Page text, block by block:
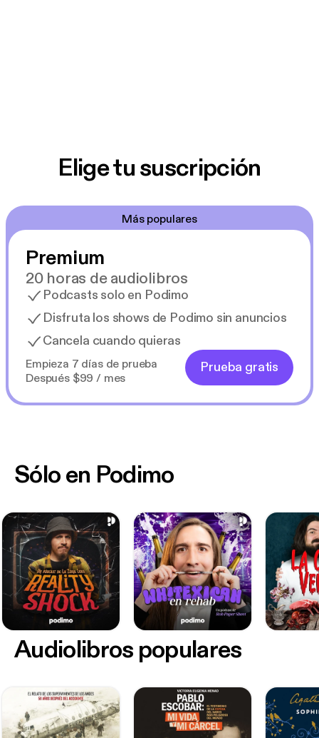
Elige tu suscripción
Más populares
Premium
20 horas de audiolibros
Podcasts solo en Podimo
Disfruta los shows de Podimo sin anuncios
Cancela cuando quieras
Empieza 7 días de prueba
Después $99 / mes
Prueba gratis
Sólo en Podimo
Audiolibros populares